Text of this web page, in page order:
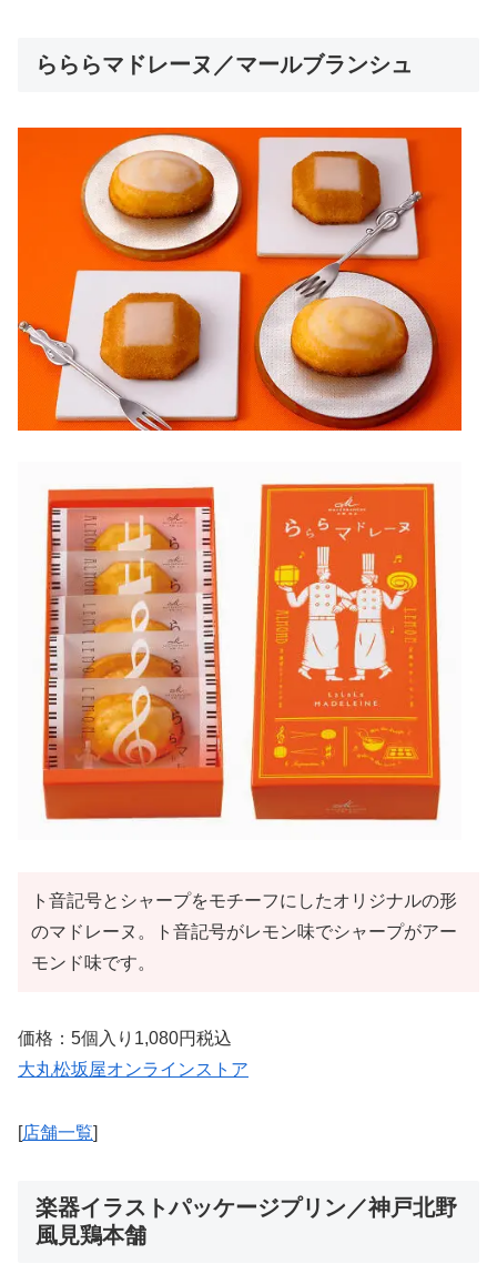
らららマドレーヌ／マールブランシュ
ト音記号とシャープをモチーフにしたオリジナルの形
のマドレーヌ。ト音記号がレモン味でシャープがアー
モンド味です。
価格：5個入り1,080円税込
大丸松坂屋オンラインストア
[店舗一覧]
楽器イラストパッケージプリン／神戸北野
風見鶏本舗